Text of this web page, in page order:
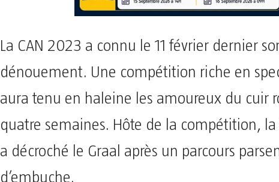
La CAN 2023 a connu le 11 février dernier
dénouement. Une compétition riche en
aura tenu en haleine les amoureux du cuir
quatre semaines. Hôte de la compétition, la
a décroché le Graal après un parcours
d’embuche.